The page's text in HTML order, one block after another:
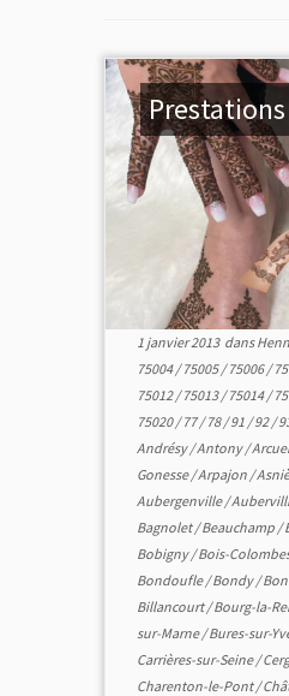
1 janvier 2013dans
75004/75005/75006/
75012/75013/75014/
75020/77/78/91 /92/
Andrésy/Antony/
Gonesse/Arpajon /
Aubergenville/
Bagnolet/Beauchamp /
Bobigny/Bois-
Bondoufle/Bondy/
Billancourt/Bourg-la-
sur-Marne/Bures-sur-
Carrières-sur-Seine/
Charenton-le-Pont/